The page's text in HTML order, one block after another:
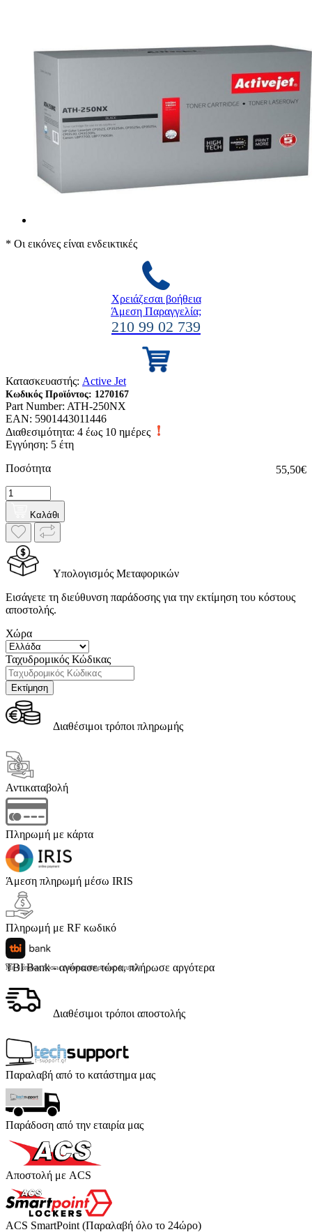
* Οι εικόνες είναι ενδεικτικές
Χρειάζεσαι βοήθεια
Άμεση Παραγγελία;
210 99 02 739
Κατασκευαστής: Active Jet
Κωδικός Προϊόντος: 1270167
Part Number: ATH-250NX
EAN: 5901443011446
Διαθεσιμότητα: 4 έως 10 ημέρες
Εγγύηση: 5 έτη
55,50€
Ποσότητα
Καλάθι
Υπολογισμός Μεταφορικών
Εισάγετε τη διεύθυνση παράδοσης για την εκτίμηση του κόστους
αποστολής.
Χώρα
Ταχυδρομικός Κώδικας
Διαθέσιμοι τρόποι πληρωμής
Αντικαταβολή
Πληρωμή με κάρτα
Άμεση πληρωμή μέσω IRIS
Πληρωμή με RF κωδικό
TBI Bank - αγόρασε τώρα, πλήρωσε αργότερα
Με 4 άτοκες δόσεις (κόστος υπηρεσίας 4 ευρώ)
Διαθέσιμοι τρόποι αποστολής
Παραλαβή από το κατάστημα μας
Παράδοση από την εταιρία μας
Αποστολή με ACS
ACS SmartPoint (Παραλαβή όλο το 24ώρο)